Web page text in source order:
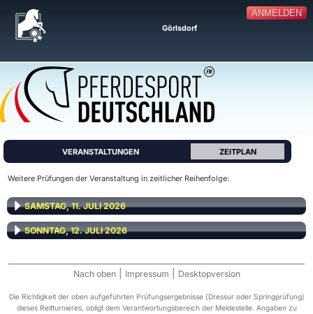
ANMELDEN
Görlsdorf
VERANSTALTUNGEN ZEITPLAN
Weitere Prüfungen der Veranstaltung in zeitlicher Reihenfolge:
SAMSTAG, 11. JULI 2026
SONNTAG, 12. JULI 2026
Nach oben Impressum Desktopversion
Die Richtigkeit der oben aufgeführten Prüfungsergebnisse (Dressur oder Springprüfung)
dieses Reitturnieres, obligt dem Verantwortungsbereich der Meldestelle. Angaben zu